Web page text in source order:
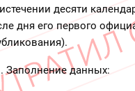
десяти
дня его первого
данных: